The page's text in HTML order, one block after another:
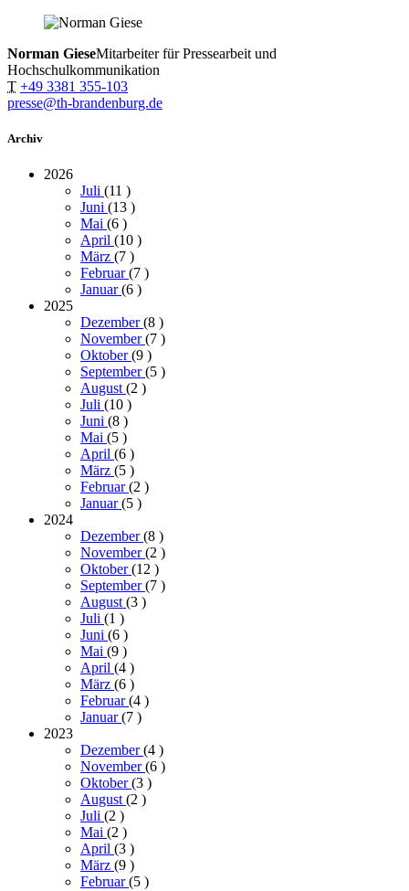
Norman GieseMitarbeiter für Pressearbeit und
Hochschulkommunikation
T +49 3381 355-103
presse@th-brandenburg.de
Archiv
2026
Juli (11 )
Juni (13 )
Mai (6 )
April (10 )
März (7 )
Februar(7 )
Januar(6 )
2025
Dezember(8 )
November(7 )
Oktober(9 )
September(5 )
August(2 )
Juli (10 )
Juni (8 )
Mai (5 )
April (6 )
März (5 )
Februar(2 )
Januar(5 )
2024
Dezember(8 )
November(2 )
Oktober(12 )
September(7 )
August(3 )
Juli (1 )
Juni (6 )
Mai (9 )
April (4 )
März (6 )
Februar(4 )
Januar(7 )
2023
Dezember(4 )
November(6 )
Oktober(3 )
August(2 )
Juli (2 )
Mai (2 )
April (3 )
März (9 )
Februar(5 )